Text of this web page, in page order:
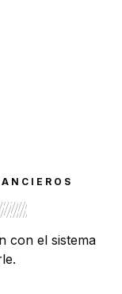
con el sistema